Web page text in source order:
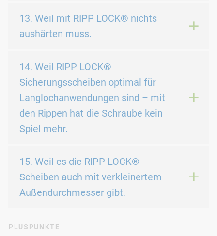
13. Weil mit RIPP LOCK® nichts
aushärten muss.
14. Weil RIPP LOCK®
Sicherungsscheiben optimal für
Langlochanwendungen sind – mit
den Rippen hat die Schraube kein
Spiel mehr.
15. Weil es die RIPP LOCK®
Scheiben auch mit verkleinertem
Außendurchmesser gibt.
PLUSPUNKTE